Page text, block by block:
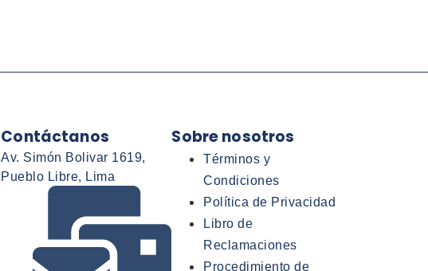
Contáctanos
Av. Simón Bolivar 1619,
Pueblo Libre, Lima
Sobre nosotros
Términos y
Condiciones
Política de Privacidad
Libro de
Reclamaciones
Procedimiento de